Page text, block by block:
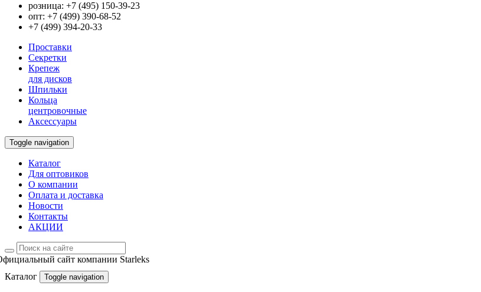
розница: +7 (495) 150-39-23
опт: +7 (499) 390-68-52
+7 (499) 394-20-33
Проставки
Секретки
Крепеж
для дисков
Шпильки
Кольца
центровочные
Аксессуары
Toggle navigation
Каталог
Для оптовиков
О компании
Оплата и доставка
Новости
Контакты
АКЦИИ
сайт компании Starleks
Каталог
Toggle navigation